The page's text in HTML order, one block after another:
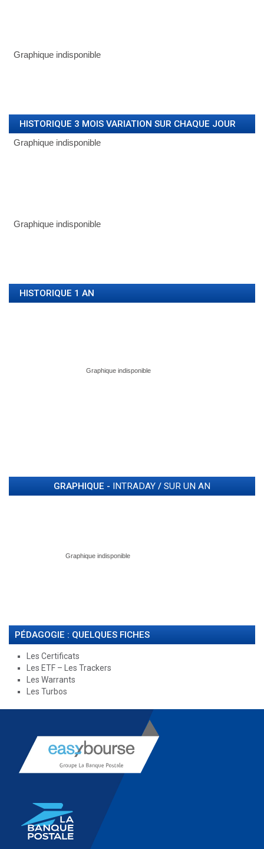
HISTORIQUE 3 MOIS VARIATION SUR CHAQUE JOUR
HISTORIQUE 1 AN
GRAPHIQUE - INTRADAY / SUR UN AN
PÉDAGOGIE : QUELQUES FICHES
Les Certificats
Les ETF – Les Trackers
Les Warrants
Les Turbos